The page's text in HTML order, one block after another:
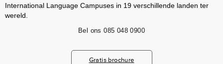
International Language Campuses in 19 verschillende landen ter
wereld.
Bel ons 085 048 0900
Gratis brochure